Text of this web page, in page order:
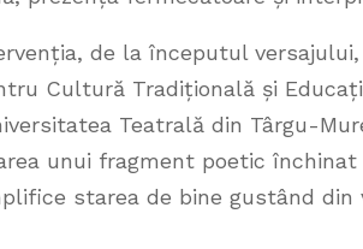
de la începutul
Cultură Tradițională și
Teatrală din Târgu-
unui fragment poetic
starea de bine gustând din